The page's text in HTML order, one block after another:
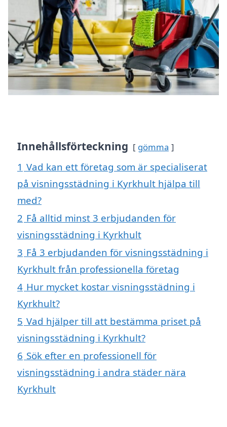
Innehållsförteckning gömma
1 Vad kan ett företag som är specialiserat
på visningsstädning i Kyrkhult hjälpa till
med?
2 Få alltid minst 3 erbjudanden för
visningsstädning i Kyrkhult
3 Få 3 erbjudanden för visningsstädning i
Kyrkhult från professionella företag
4 Hur mycket kostar visningsstädning i
Kyrkhult?
5 Vad hjälper till att bestämma priset på
visningsstädning i Kyrkhult?
6 Sök efter en professionell för
visningsstädning i andra städer nära
Kyrkhult